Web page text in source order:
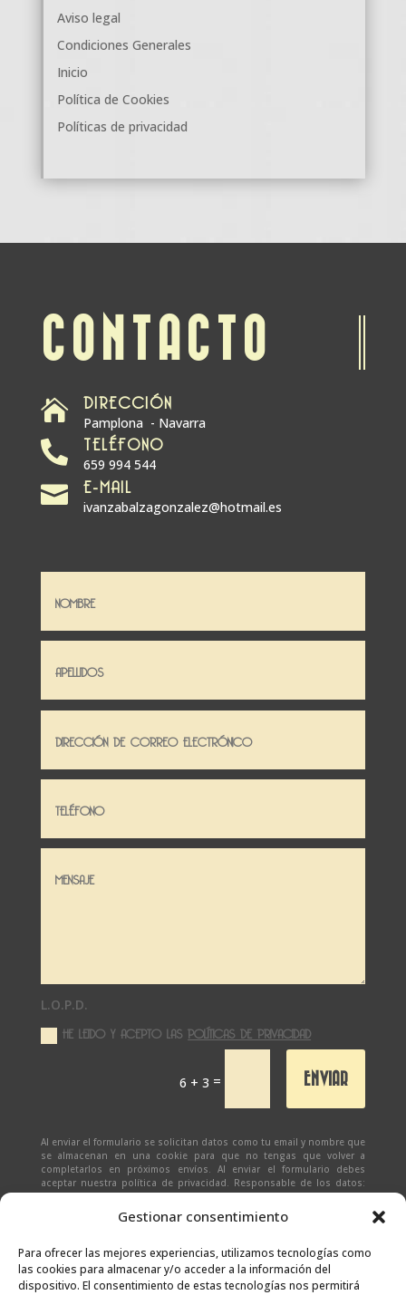
Gestionar consentimiento
Para ofrecer las mejores experiencias, utilizamos tecnologías como
las cookies para almacenar y/o acceder a la información del
dispositivo. El consentimiento de estas tecnologías nos permitirá
Aviso legal
Condiciones Generales
Inicio
Política de Cookies
Políticas de privacidad
CONTACTO
 DIRECCIÓN
Pamplona - Navarra
 TELÉFONO
659 994 544
 E-MAIL
ivanzabalzagonzalez@hotmail.es
L.O.P.D.
HE LEIDO Y ACEPTO LASPOLÍTICAS DE PRIVACIDAD
6 + 3 = ENVIAR
Al enviar el formulario se solicitan datos como tu email y nombre que
se almacenan en una cookie para que no tengas que volver a
completarlos en próximos envíos. Al enviar el formulario debes
aceptar nuestra política de privacidad. Responsable de los datos:
Ivan Zabalza | Finalidad: responder a solicitudes del formulario |
Legitimación: Tu consentimiento expreso | Destinatario:
(datos almacenados sólo en cliente email) | Derechos: Tienes
y olvido de tus datos.